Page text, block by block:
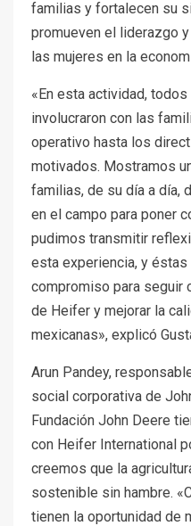
familias y fortalecen su
promueven el liderazgo
las mujeres en la
«En esta actividad,
involucraron con las
operativo hasta los
motivados. Mostramos
familias, de su día a día,
en el campo para poner
pudimos transmitir
esta experiencia, y
compromiso para seguir
de Heifer y mejorar la
mexicanas», explicó
Arun Pandey,
social corporativa de
Fundación John Deere
con Heifer International
creemos que la
sostenible sin hambre.
tienen la oportunidad de